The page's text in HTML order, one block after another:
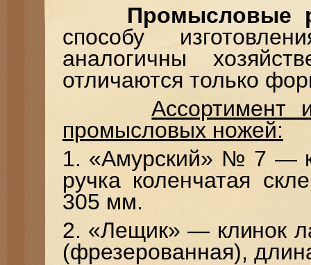
Промысловые
способу
аналогичны
отличаются только
Ассортимент
промысловых ножей:
1. «Амурский» № 7 —
ручка коленчатая
305 мм.
2. «Лещик» — клинок
(фрезерованная),